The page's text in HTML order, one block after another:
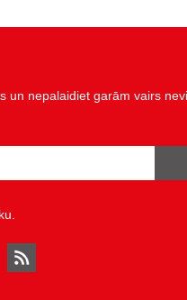
un nepalaidiet garām vairs
youtube